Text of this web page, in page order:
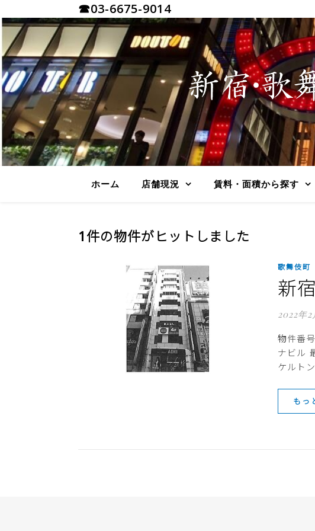
☎03-6675-9014
ホーム 店舗現況 賃料・面積から探す
1件の物件がヒットしました
歌舞伎町
新
2022年2
物件番号 #00205 所在地 新宿区新宿三丁目17-4 新宿レミ
ナビル
ケルト
もっ